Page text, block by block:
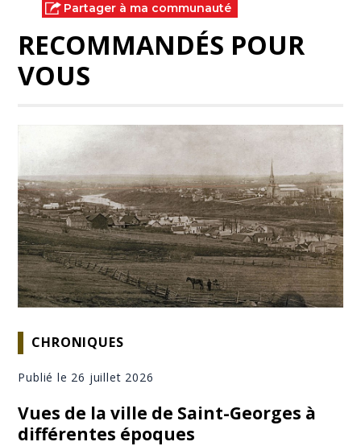
Partager à ma communauté
RECOMMANDÉS POUR
VOUS
CHRONIQUES
Publié le 26 juillet 2026
Vues de la ville de Saint-Georges à
différentes époques